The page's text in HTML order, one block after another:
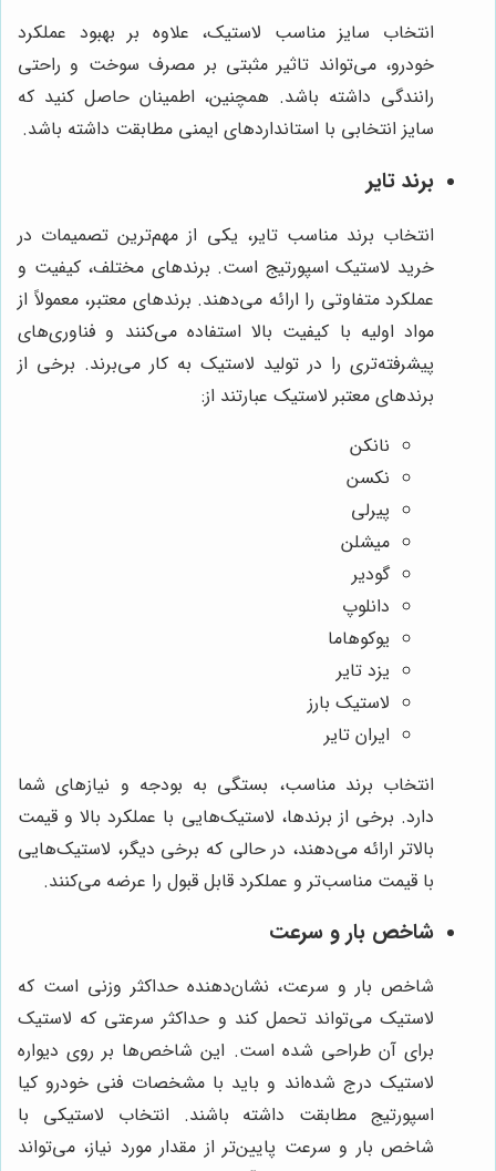
انتخاب سایز مناسب لاستیک، علاوه بر بهبود عملکرد
خودرو، می‌تواند تاثیر مثبتی بر مصرف سوخت و راحتی
رانندگی داشته باشد. همچنین، اطمینان حاصل کنید که
سایز انتخابی با استانداردهای ایمنی مطابقت داشته باشد.
برند تایر
انتخاب برند مناسب تایر، یکی از مهم‌ترین تصمیمات در
خرید لاستیک اسپورتیج است. برندهای مختلف، کیفیت و
عملکرد متفاوتی را ارائه می‌دهند. برندهای معتبر، معمولاً از
مواد اولیه با کیفیت بالا استفاده می‌کنند و فناوری‌های
پیشرفته‌تری را در تولید لاستیک به کار می‌برند. برخی از
برندهای معتبر لاستیک عبارتند از:
نانکن
نکسن
پیرلی
میشلن
گودیر
دانلوپ
یوکوهاما
یزد تایر
لاستیک بارز
ایران تایر
انتخاب برند مناسب، بستگی به بودجه و نیازهای شما
دارد. برخی از برندها، لاستیک‌هایی با عملکرد بالا و قیمت
بالاتر ارائه می‌دهند، در حالی که برخی دیگر، لاستیک‌هایی
با قیمت مناسب‌تر و عملکرد قابل قبول را عرضه می‌کنند.
شاخص بار و سرعت
شاخص بار و سرعت، نشان‌دهنده حداکثر وزنی است که
لاستیک می‌تواند تحمل کند و حداکثر سرعتی که لاستیک
برای آن طراحی شده است. این شاخص‌ها بر روی دیواره
لاستیک درج شده‌اند و باید با مشخصات فنی خودرو کیا
اسپورتیج مطابقت داشته باشند. انتخاب لاستیکی با
شاخص بار و سرعت پایین‌تر از مقدار مورد نیاز، می‌تواند